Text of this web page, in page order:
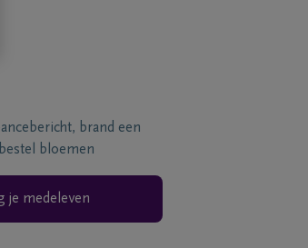
brand een
bloemen
je medeleven